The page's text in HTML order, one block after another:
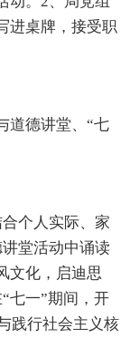
进桌牌，接受职
道德讲堂、“七
个人实际、家
堂活动中诵读
文化，启迪思
七一”期间，开
践行社会主义核